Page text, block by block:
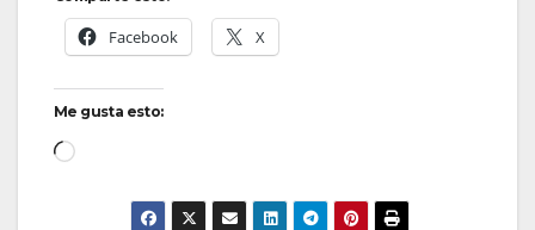
Facebook X
Me gusta esto:
Cargando...